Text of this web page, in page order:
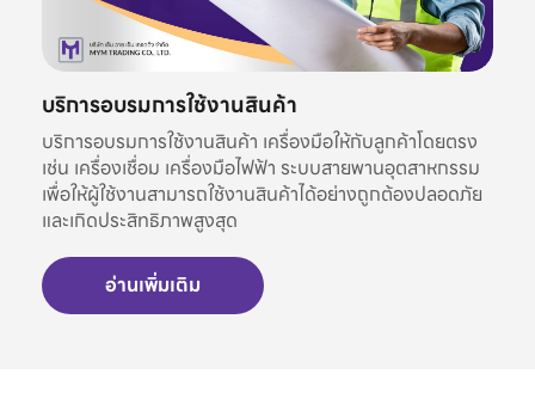
บริการอบรมการใช้งานสินค้า
บริการอบรมการใช้งานสินค้า เครื่องมือให้กับลูกค้าโดยตรง
เช่น เครื่องเชื่อม เครื่องมือไฟฟ้า ระบบสายพานอุตสาหกรรม
เพื่อให้ผู้ใช้งานสามารถใช้งานสินค้าได้อย่างถูกต้องปลอดภัย
และเกิดประสิทธิภาพสูงสุด
อ่านเพิ่มเติม